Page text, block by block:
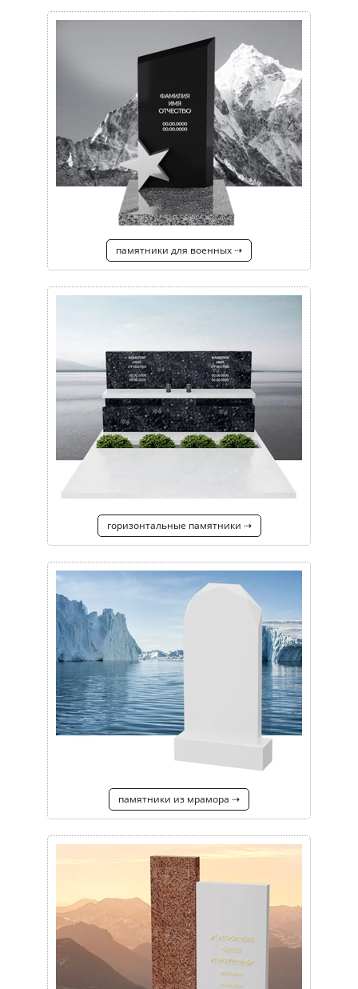
памятники для военных ⇢
горизонтальные памятники ⇢
памятники из мрамора ⇢